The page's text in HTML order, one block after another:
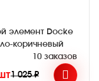
элемент Docke
коричневый
10 заказов
1 025 ₽